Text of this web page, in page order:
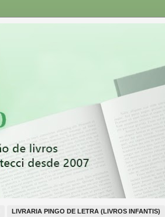
LIVRARIA PINGO DE LETRA (LIVROS INFANTIS)